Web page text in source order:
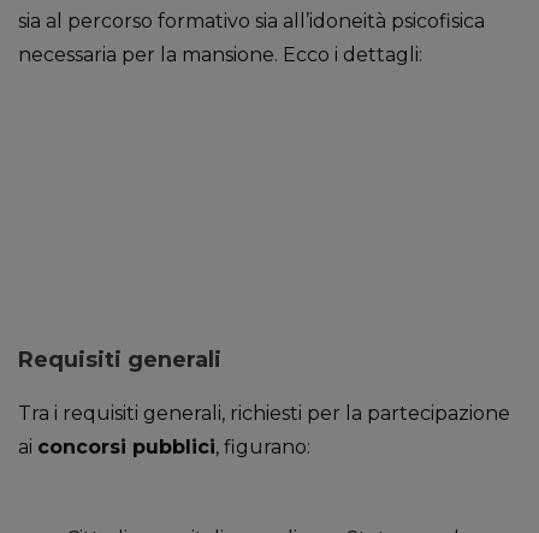
sia al percorso formativo sia all’idoneità psicofisica
necessaria per la mansione. Ecco i dettagli:
Requisiti generali
Tra i requisiti generali, richiesti per la partecipazione
ai concorsi pubblici, figurano: